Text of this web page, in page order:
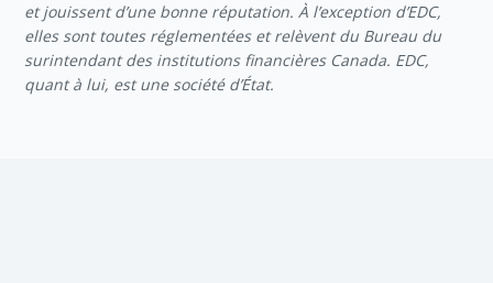
et jouissent d’une bonne réputation. À l’exception d’EDC,
elles sont toutes réglementées et relèvent du Bureau du
surintendant des institutions financières Canada. EDC,
quant à lui, est une société d’État.